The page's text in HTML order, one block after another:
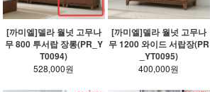
[까미엘]델라 월넛 고무나
무 800 투서랍 장롱(PR_Y
T0094)
528,000원
[까미엘]델라 월넛 고무나
무 1200 와이드 서랍장(PR
_YT0095)
400,000원